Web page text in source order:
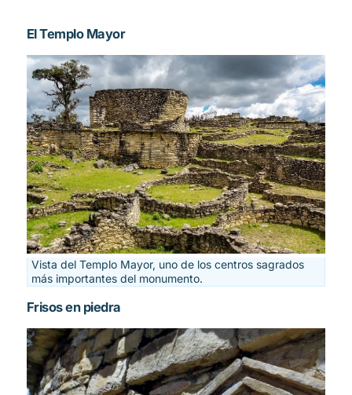
El Templo Mayor
Vista del Templo Mayor, uno de los centros sagrados
más importantes del monumento.
Frisos en piedra